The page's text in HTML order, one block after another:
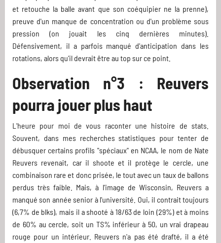
et retouche la balle avant que son coéquipier ne la prenne),
preuve d'un manque de concentration ou d'un problème sous
pression (on jouait les cinq dernières minutes).
Défensivement, il a parfois manqué d'anticipation dans les
rotations, alors qu'il devrait être au top sur ce point.
Observation n°3 : Reuvers
pourra jouer plus haut
L'heure pour moi de vous raconter une histoire de stats.
Souvent, dans mes recherches statistiques pour tenter de
débusquer certains profils "spéciaux" en NCAA, le nom de Nate
Reuvers revenait, car il shoote et il protège le cercle, une
combinaison rare et donc prisée, le tout avec un taux de ballons
perdus très faible. Mais, à l'image de Wisconsin, Reuvers a
manqué son année senior à l'université. Oui, il contrait toujours
(6,7% de blks), mais il a shooté à 18/63 de loin (29%) et à moins
de 60% au cercle, soit un TS% inférieur à 50, un vrai drapeau
rouge pour un intérieur. Reuvers n'a pas été drafté, il a été